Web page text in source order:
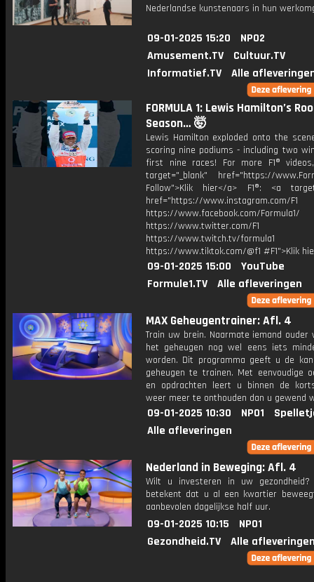
Nederlandse kunstenaars in hun
09-01-2025 15:20
NPO2
Amusement.TV
Cultuur.TV
Informatief.TV
Alle
FORMULA 1: Lewis Hamilton’s
Season… 🤯
Lewis Hamilton exploded onto the
scoring nine podiums - including two
first nine races! For more F1®
target="_blank" href="https://
Follow">Klik hier</a> F1®: <a
href="https://www.instagram.com/F1
https://www.facebook.com/Formula1/
https://www.twitter.com/F1
https://www.twitch.tv/formula1
https://www.tiktok.com/@f1 #F1">Klik
09-01-2025 15:00
YouTube
Formule1.TV
Alle afleveringen
MAX Geheugentrainer: Afl. 4
Train uw brein. Naarmate iemand ouder
het geheugen nog wel eens iets
worden. Dit programma geeft u de
geheugen te trainen. Met eenvoudige
en opdrachten leert u binnen de
weer meer te onthouden dan u gewend
09-01-2025 10:30 NPO1
Alle afleveringen
Nederland in Beweging: Afl. 4
Wilt u investeren in uw gezondheid?
betekent dat u al een kwartier
aanbevolen dagelijkse half uur.
09-01-2025 10:15
NPO1
Gezondheid.TV
Alle